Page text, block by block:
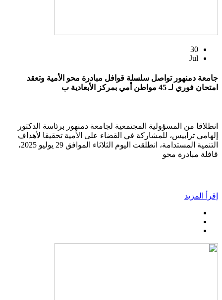
30
Jul
جامعة دمنهور تواصل سلسلة قوافل مبادرة محو الأمية وتعقد
امتحان فوري لـ 45 مواطن أمي بمركز الأبعادية ب
انطلاقا من المسؤولية المجتمعية لجامعة دمنهور برئاسة الدكتور
إلهامي ترابيس، للمشاركة في القضاء على الأمية تحقيقا لأهداف
التنمية المستدامة، انطلقت اليوم الثلاثاء الموافق 29 يوليو 2025،
قافلة مبادرة محو
إقرأ المزيد